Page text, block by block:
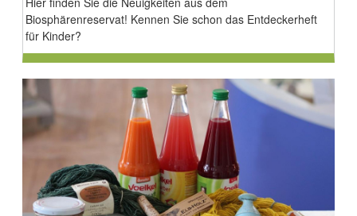
Biosphärenreservat! Kennen Sie schon das Entdeckerheft
für Kinder?